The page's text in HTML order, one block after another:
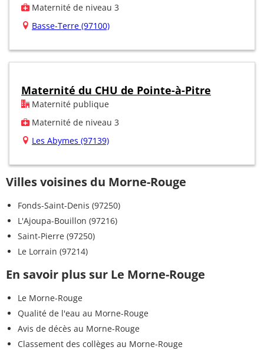
Maternité de niveau 3
Basse-Terre (97100)
Maternité du CHU de Pointe-à-Pitre
Maternité publique
Maternité de niveau 3
Les Abymes (97139)
Villes voisines du Morne-Rouge
Fonds-Saint-Denis (97250)
L'Ajoupa-Bouillon (97216)
Saint-Pierre (97250)
Le Lorrain (97214)
En savoir plus sur Le Morne-Rouge
Le Morne-Rouge
Qualité de l'eau au Morne-Rouge
Avis de décès au Morne-Rouge
Classement des collèges au Morne-Rouge